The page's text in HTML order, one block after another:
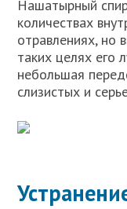
Нашатырный
количествах
отравлениях, но
таких целях его
небольшая
слизистых и